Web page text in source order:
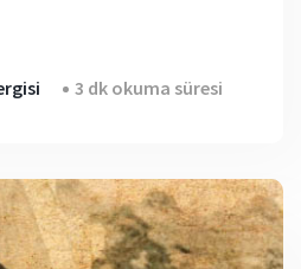
3 dk okuma süresi